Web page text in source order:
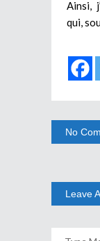
Ainsi,
qui,
No
Leave